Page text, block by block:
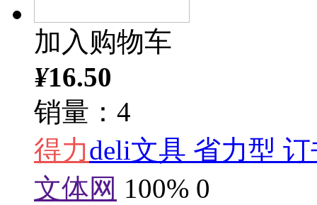
加入购物车
¥16.50
销量：4
得力deli文具 省力型 订
文体网 100% 0